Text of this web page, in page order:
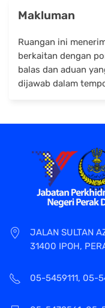
Makluman
Ruangan ini
berkaitan dengan
balas dan aduan
dijawab dalam
JALAN SULTAN
31400 IPOH,
05-5459111, 05-